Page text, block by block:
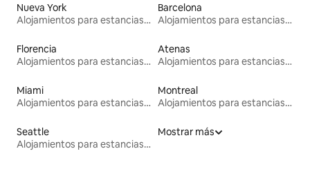
Nueva York
Alojamientos para estancias largas
Barcelona
Alojamientos para estancias largas
Florencia
Alojamientos para estancias largas
Atenas
Alojamientos para estancias largas
Miami
Alojamientos para estancias largas
Montreal
Alojamientos para estancias largas
Seattle
Alojamientos para estancias largas
Mostrar más